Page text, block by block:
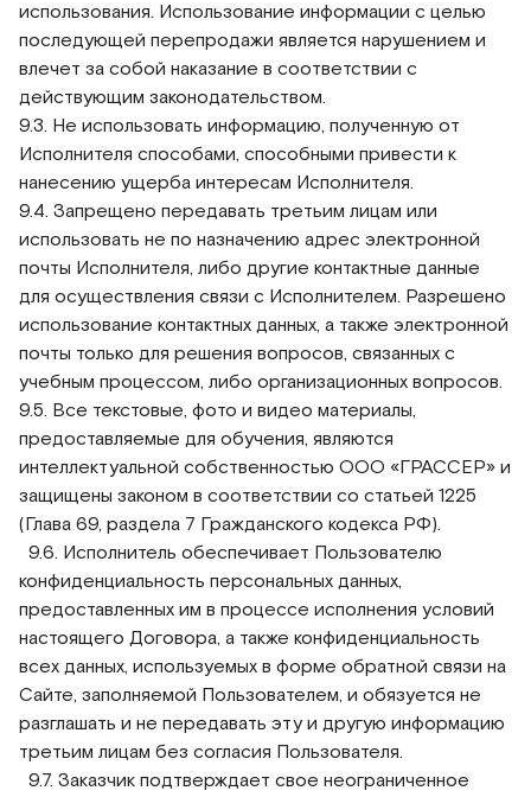
использования. Использование информации с целью
последующей перепродажи является нарушением и
влечет за собой наказание в соответствии с
действующим законодательством.
9.3. Не использовать информацию, полученную от
Исполнителя способами, способными привести к
нанесению ущерба интересам Исполнителя.
9.4. Запрещено передавать третьим лицам или
использовать не по назначению адрес электронной
почты Исполнителя, либо другие контактные данные
для осуществления связи с Исполнителем. Разрешено
использование контактных данных, а также электронной
почты только для решения вопросов, связанных с
учебным процессом, либо организационных вопросов.
9.5. Все текстовые, фото и видео материалы,
предоставляемые для обучения, являются
интеллектуальной собственностью ООО «ГРАССЕР» и
защищены законом в соответствии со статьей 1225
(Глава 69, раздела 7 Гражданского кодекса РФ).
9.6. Исполнитель обеспечивает Пользователю
конфиденциальность персональных данных,
предоставленных им в процессе исполнения условий
настоящего Договора, а также конфиденциальность
всех данных, используемых в форме обратной связи на
Сайте, заполняемой Пользователем, и обязуется не
разглашать и не передавать эту и другую информацию
третьим лицам без согласия Пользователя.
9.7. Заказчик подтверждает свое неограниченное